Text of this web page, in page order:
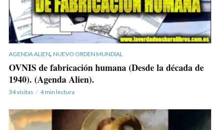
AGENDA ALIEN, NUEVO ORDEN MUNDIAL
OVNIS de fabricación humana (Desde la década de
1940). (Agenda Alien).
34 visitas 4 min lectura